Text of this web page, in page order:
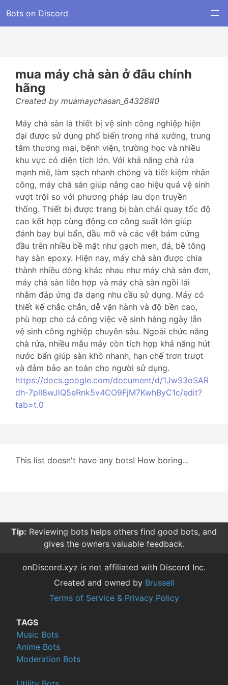
Bots on Discord
mua máy chà sàn ở đâu chính
hãng
Created by muamaychasan_64328#0
Máy chà sàn là thiết bị vệ sinh công nghiệp hiện
đại được sử dụng phổ biến trong nhà xưởng, trung
tâm thương mại, bệnh viện, trường học và nhiều
khu vực có diện tích lớn. Với khả năng chà rửa
mạnh mẽ, làm sạch nhanh chóng và tiết kiệm nhân
công, máy chà sàn giúp nâng cao hiệu quả vệ sinh
vượt trội so với phương pháp lau dọn truyền
thống. Thiết bị được trang bị bàn chải quay tốc độ
cao kết hợp cùng động cơ công suất lớn giúp
đánh bay bụi bẩn, dầu mỡ và các vết bám cứng
đầu trên nhiều bề mặt như gạch men, đá, bê tông
hay sàn epoxy. Hiện nay, máy chà sàn được chia
thành nhiều dòng khác nhau như máy chà sàn đơn,
máy chà sàn liên hợp và máy chà sàn ngồi lái
nhằm đáp ứng đa dạng nhu cầu sử dụng. Máy có
thiết kế chắc chắn, dễ vận hành và độ bền cao,
phù hợp cho cả công việc vệ sinh hàng ngày lẫn
vệ sinh công nghiệp chuyên sâu. Ngoài chức năng
chà rửa, nhiều mẫu máy còn tích hợp khả năng hút
nước bẩn giúp sàn khô nhanh, hạn chế trơn trượt
và đảm bảo an toàn cho người sử dụng.
https://docs.google.com/document/d/1JwS3oSAR
dh-7plI8wJlQ5eRnk5v4CO9FjM7KwhByC1c/edit?
tab=t.0
This list doesn't have any bots! How boring...
Tip: Reviewing bots helps others find good bots, and
gives the owners valuable feedback.
onDiscord.xyz is not affiliated with Discord Inc.
Created and owned by Brussell
Terms of Service & Privacy Policy
TAGS
Music Bots
Anime Bots
Moderation Bots